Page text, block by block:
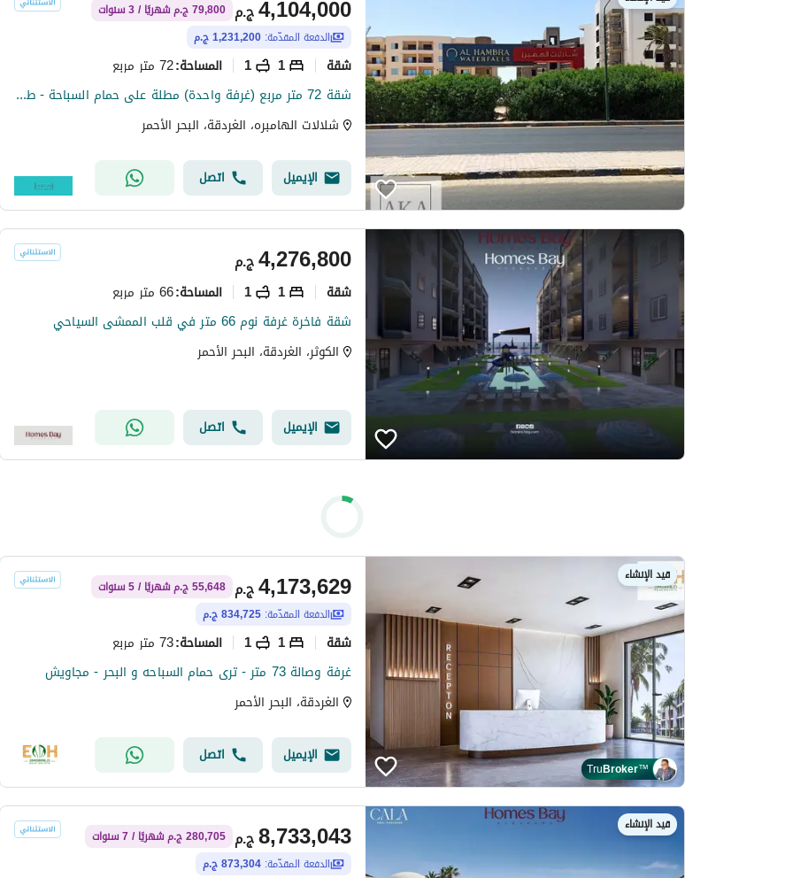
ج.م4,104,000
79,800 ج.م شهريًا / 3 سنوات
الدفعة المقدّمة: 1,231,200 ج.م
شقة 1
1 المساحة:72 متر مربع
شقة 72 متر مربع (غرفة واحدة) مطلة على حمام السباحة - طريق المطار - أمام كارفور ماركت - الغردقة - البحر الأحمر .
شلالات الهامبره، الغردقة، البحر الأحمر
الإيميل اتصل
ج.م4,276,800
شقة 1
1 المساحة:66 متر مربع
شقة فاخرة غرفة نوم 66 متر في قلب الممشى السياحي
الكوثر، الغردقة، البحر الأحمر
الإيميل اتصل
قيد الإنشاء
TruBroker™
ج.م4,173,629
55,648 ج.م شهريًا / 5 سنوات
الدفعة المقدّمة: 834,725 ج.م
شقة 1
1 المساحة:73 متر مربع
غرفة وصالة 73 متر - ترى حمام السباحه و البحر - مجاويش
الغردقة، البحر الأحمر
الإيميل اتصل
قيد الإنشاء
ج.م8,733,043
280,705 ج.م شهريًا / 7 سنوات
الدفعة المقدّمة: 873,304 ج.م